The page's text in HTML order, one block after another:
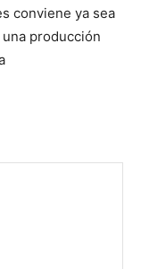
conviene ya sea
producción